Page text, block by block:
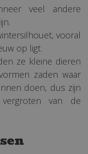
veel andere
vooral
op ligt.
ze kleine dieren
zaden waar
doen, dus zijn
van de